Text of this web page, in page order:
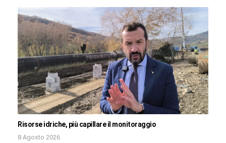
Risorse idriche, più capillare il monitoraggio
8 Agosto 2026